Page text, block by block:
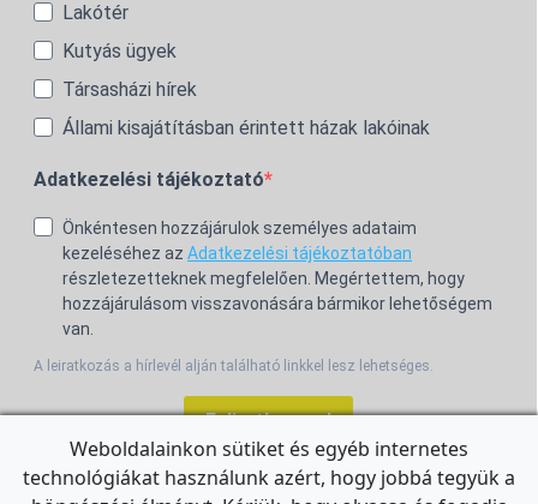
Lakótér
Kutyás ügyek
Társasházi hírek
Állami kisajátításban érintett házak lakóinak
Adatkezelési tájékoztató
Önkéntesen hozzájárulok személyes adataim
kezeléséhez az Adatkezelési tájékoztatóban
részletezetteknek megfelelően. Megértettem, hogy
hozzájárulásom visszavonására bármikor lehetőségem
van.
A leiratkozás a hírlevél alján található linkkel lesz lehetséges.
Feliratkozom!
Weboldalainkon sütiket és egyéb internetes
technológiákat használunk azért, hogy jobbá tegyük a